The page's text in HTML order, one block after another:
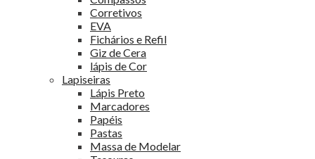
Corretivos
EVA
Fichários e Refil
Giz de Cera
lápis de Cor
Lapiseiras
Lápis Preto
Marcadores
Papéis
Pastas
Massa de Modelar